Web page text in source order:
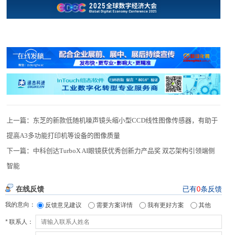
上一篇： 东芝的新款低随机噪声镜头缩小型CCD线性图像传感器，有助于
提高A3多功能打印机等设备的图像质量
下一篇： 中科创达TurboX AI眼镜获优秀创新力产品奖 双芯架构引领端侧
智能